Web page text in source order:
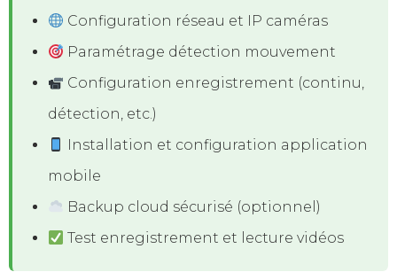
Configuration réseau et IP caméras
Paramétrage détection mouvement
Configuration enregistrement (continu,
détection, etc.)
Installation et configuration application
mobile
Backup cloud sécurisé (optionnel)
Test enregistrement et lecture vidéos